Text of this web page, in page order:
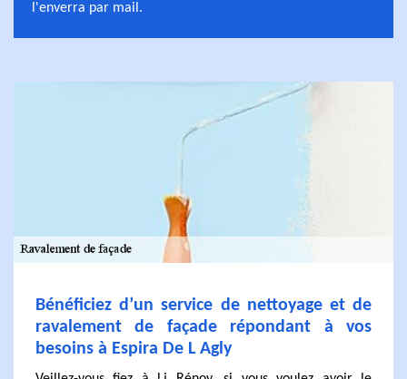
l'enverra par mail.
Bénéficiez d’un service de nettoyage et de
ravalement de façade répondant à vos
besoins à Espira De L Agly